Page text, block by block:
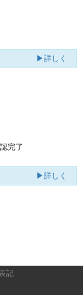
▶詳しく
完了
▶詳しく
記